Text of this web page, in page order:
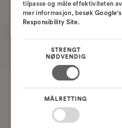
Hvordan
og
Hvordan
avanserte
Hvordan
Constraint
tilpasse og måle effektiviteten
mer informasjon, besøk
Responsibility Site.
STRENGT
NØDVENDIG
MÅLRETTING